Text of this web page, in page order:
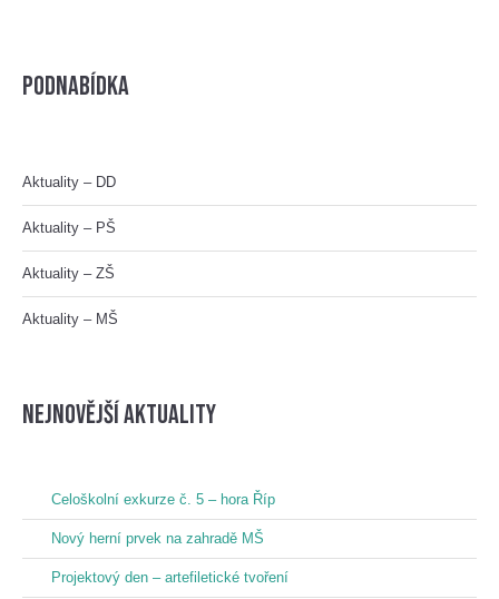
Podnabídka
Aktuality – DD
Aktuality – PŠ
Aktuality – ZŠ
Aktuality – MŠ
nejnovější aktuality
Celoškolní exkurze č. 5 – hora Říp
Nový herní prvek na zahradě MŠ
Projektový den – artefiletické tvoření